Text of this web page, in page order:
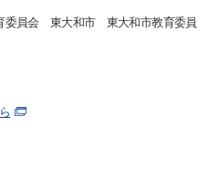
ータル
委員会 東大和市 東大和市教育委員